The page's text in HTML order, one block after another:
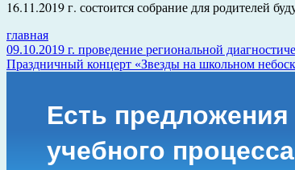
16.11.2019 г. состоится собрание для родителей
главная
Навигация
по
09.10.2019 г. проведение региональной
Праздничный концерт «Звезды на школьном
Есть предложения
учебного